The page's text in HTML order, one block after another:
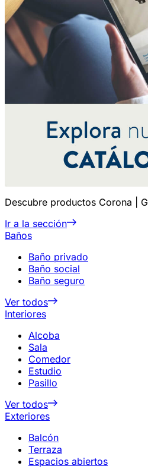
Descubre productos Corona |
Ir a la sección
Baños
Baño privado
Baño social
Baño seguro
Ver todos
Interiores
Alcoba
Sala
Comedor
Estudio
Pasillo
Ver todos
Exteriores
Balcón
Terraza
Espacios abiertos